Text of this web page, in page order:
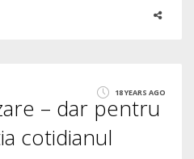
18 YEARS AGO
– dar pentru
cotidianul